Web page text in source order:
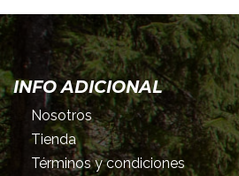
INFO ADICIONAL
Nosotros
Tienda
Términos y condiciones